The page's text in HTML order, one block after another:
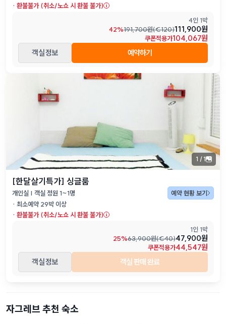
· 환불불가 (취소/노쇼 시 환불 불가)
4인 1박
42%191,700원(€120)111,900원
쿠폰적용가104,067원
객실 정보
예약하기
1 / 1
[한달살기특가] 싱글룸
개인실 | 객실 정원 1~1명
예약 현황 보기
· 최소예약 29박 이상
· 환불불가 (취소/노쇼 시 환불 불가)
1인 1박
25%63,900원(€40)47,900원
쿠폰적용가44,547원
객실 정보
객실 판매 완료
자그레브 추천 숙소